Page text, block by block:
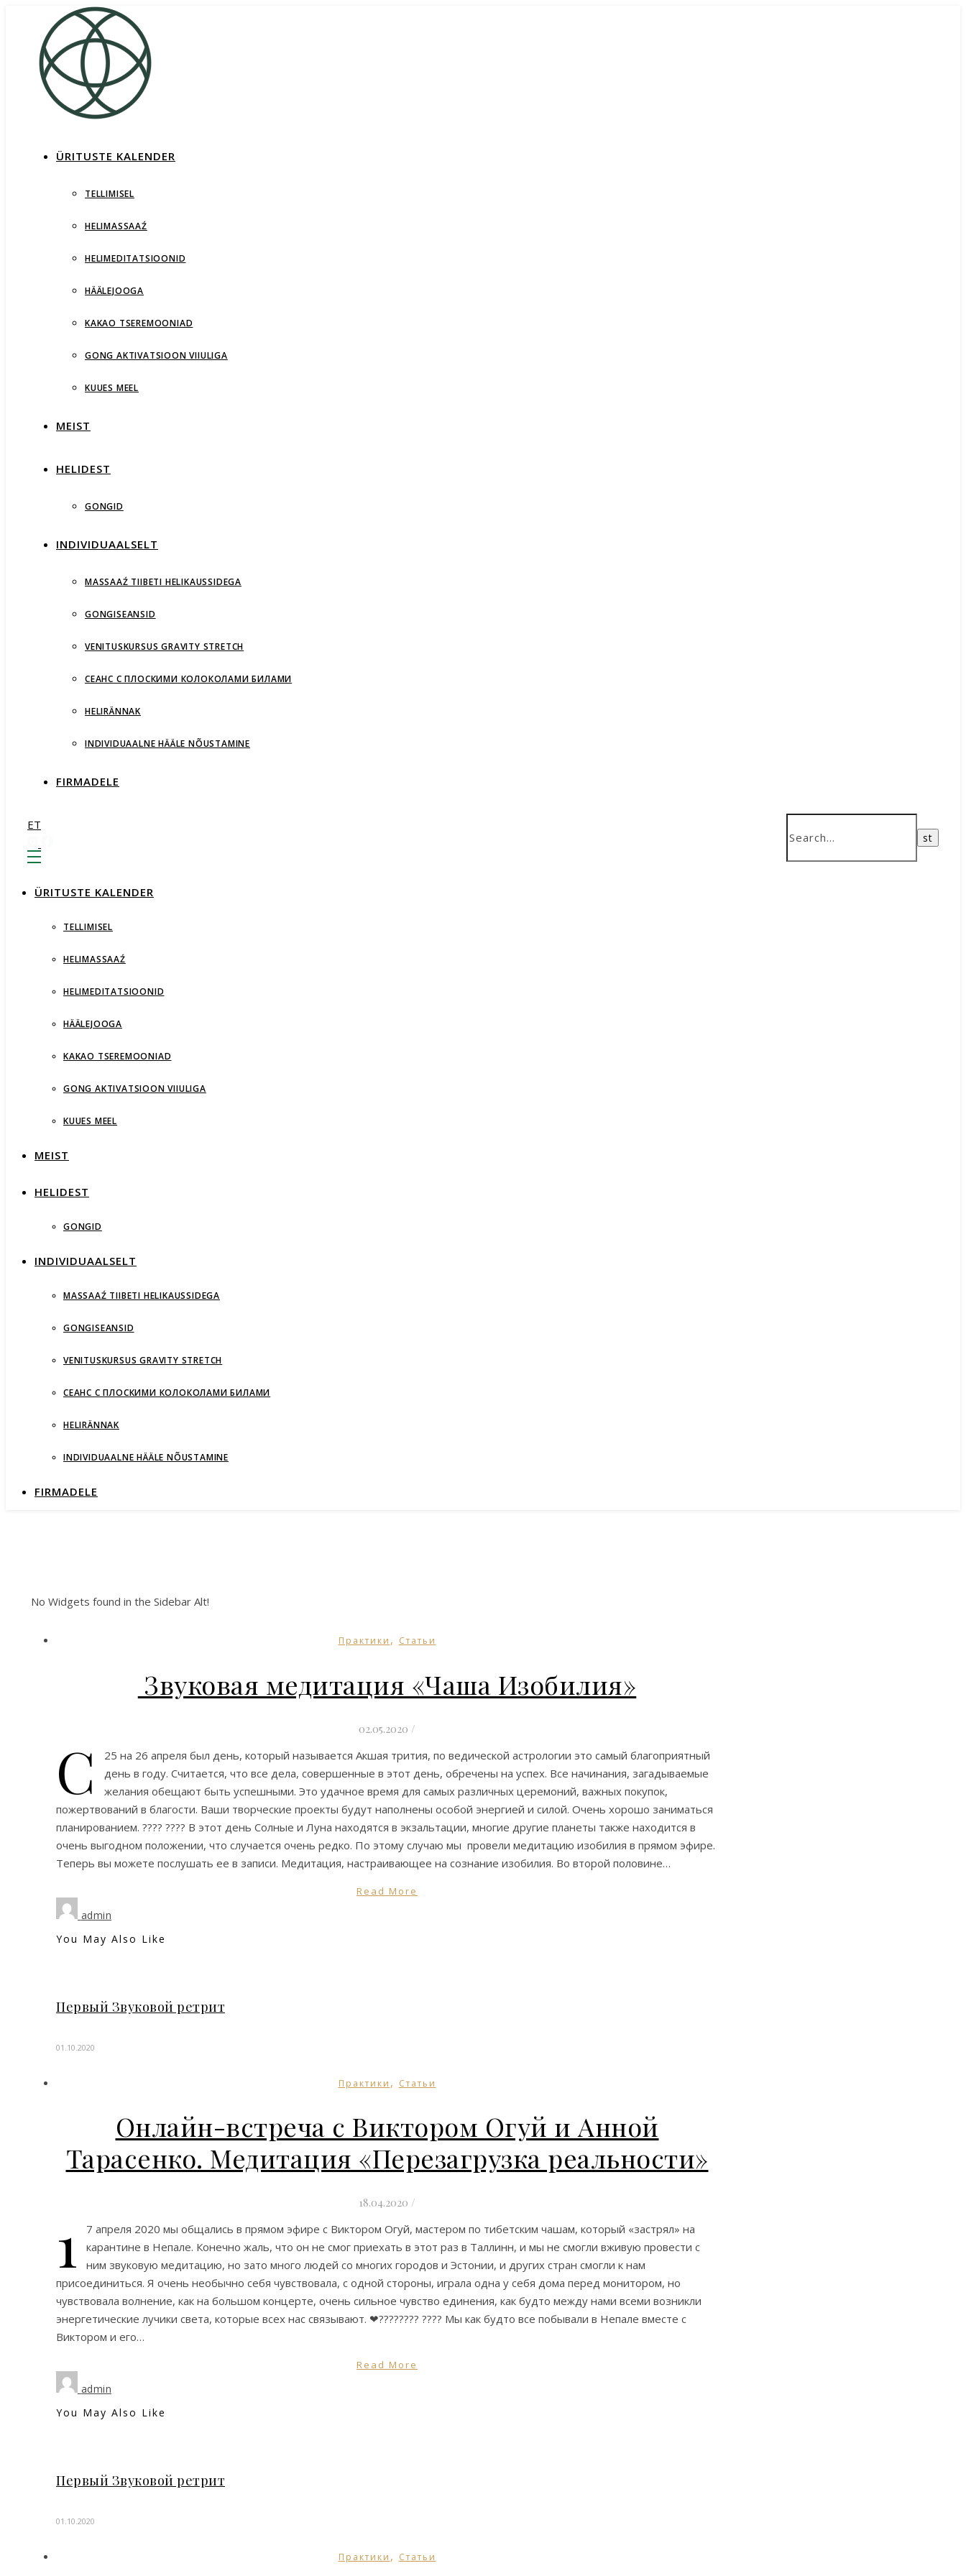
ÜRITUSTE KALENDER
TELLIMISEL
HELIMASSAAŹ
HELIMEDITATSIOONID
HÄÄLEJOOGA
KAKAO TSEREMOONIAD
GONG AKTIVATSIOON VIIULIGA
KUUES MEEL
MEIST
HELIDEST
GONGID
INDIVIDUAALSELT
MASSAAŹ TIIBETI HELIKAUSSIDEGA
GONGISEANSID
VENITUSKURSUS GRAVITY STRETCH
СЕАНС С ПЛОСКИМИ КОЛОКОЛАМИ БИЛАМИ
HELIRÄNNAK
INDIVIDUAALNE HÄÄLE NÕUSTAMINE
FIRMADELE
ET
ÜRITUSTE KALENDER
TELLIMISEL
HELIMASSAAŹ
HELIMEDITATSIOONID
HÄÄLEJOOGA
KAKAO TSEREMOONIAD
GONG AKTIVATSIOON VIIULIGA
KUUES MEEL
MEIST
HELIDEST
GONGID
INDIVIDUAALSELT
MASSAAŹ TIIBETI HELIKAUSSIDEGA
GONGISEANSID
VENITUSKURSUS GRAVITY STRETCH
СЕАНС С ПЛОСКИМИ КОЛОКОЛАМИ БИЛАМИ
HELIRÄNNAK
INDIVIDUAALNE HÄÄLE NÕUSTAMINE
FIRMADELE
No Widgets found in the Sidebar Alt!
Практики , Статьи
Звуковая медитация «Чаша Изобилия»
02.05.2020 /
С
25 на 26 апреля был день, который называется Акшая трития, по ведической астрологии это самый благоприятный
день в году. Считается, что все дела, совершенные в этот день, обречены на успех. Все начинания, загадываемые
желания обещают быть успешными. Это удачное время для самых различных церемоний, важных покупок,
пожертвований в благости. Ваши творческие проекты будут наполнены особой энергией и силой. Очень хорошо заниматься
планированием. ???? ???? В этот день Солные и Луна находятся в экзальтации, многие другие планеты также находится в
очень выгодном положении, что случается очень редко. По этому случаю мы провели медитацию изобилия в прямом эфире.
Теперь вы можете послушать ее в записи. Медитация, настраивающее на сознание изобилия. Во второй половине…
Read More
admin
You May Also Like
Первый Звуковой ретрит
01.10.2020
Практики , Статьи
Онлайн-встреча с Виктором Огуй и Анной
Тарасенко. Медитация «Перезагрузка реальности»
18.04.2020 /
1
7 апреля 2020 мы общались в прямом эфире с Виктором Огуй, мастером по тибетским чашам, который «застрял» на
карантине в Непале. Конечно жаль, что он не смог приехать в этот раз в Таллинн, и мы не смогли вживую провести с
ним звуковую медитацию, но зато много людей со многих городов и Эстонии, и других стран смогли к нам
присоединиться. Я очень необычно себя чувствовала, с одной стороны, играла одна у себя дома перед монитором, но
чувствовала волнение, как на большом концерте, очень сильное чувство единения, как будто между нами всеми возникли
энергетические лучики света, которые всех нас связывают. ❤???????? ???? Мы как будто все побывали в Непале вместе с
Виктором и его…
Read More
admin
You May Also Like
Первый Звуковой ретрит
01.10.2020
Практики , Статьи